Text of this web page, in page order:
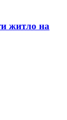
житло на